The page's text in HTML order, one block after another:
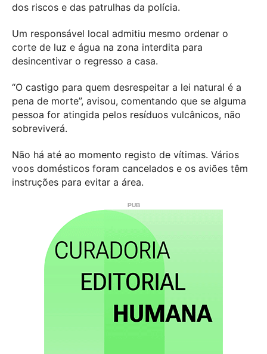
dos riscos e das patrulhas da polícia.
Um responsável local admitiu mesmo ordenar o
corte de luz e água na zona interdita para
desincentivar o regresso a casa.
“O castigo para quem desrespeitar a lei natural é a
pena de morte”, avisou, comentando que se alguma
pessoa for atingida pelos resíduos vulcânicos, não
sobreviverá.
Não há até ao momento registo de vítimas. Vários
voos domésticos foram cancelados e os aviões têm
instruções para evitar a área.